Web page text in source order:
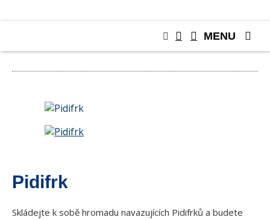
Pidifrk
Skládejte k sobě hromadu navazujících Pidifrků a budete
MENU